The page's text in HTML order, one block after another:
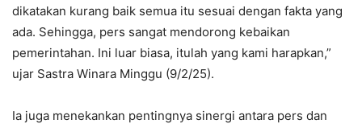
dikatakan kurang baik semua itu sesuai dengan fakta yang
ada. Sehingga, pers sangat mendorong kebaikan
pemerintahan. Ini luar biasa, itulah yang kami harapkan,”
ujar Sastra Winara Minggu (9/2/25).
Ia juga menekankan pentingnya sinergi antara pers dan